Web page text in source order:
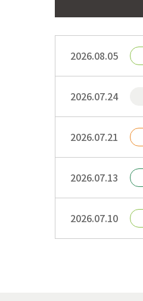
2026.08.05
2026.07.24
2026.07.21
2026.07.13
2026.07.10